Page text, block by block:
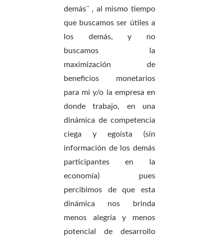
demás¨ , al mismo tiempo
que buscamos ser útiles a
los demás, y no
buscamos la
maximización de
beneficios monetarios
para mi y/o la empresa en
donde trabajo, en una
dinámica de competencia
ciega y egoísta (sin
información de los demás
participantes en la
economía) pues
percibimos de que esta
dinámica nos brinda
menos alegría y menos
potencial de desarrollo